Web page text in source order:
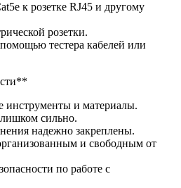
к розетке RJ45 и другому
розетки.
тестера кабелей или
инструменты и материалы.
сильно.
надежно закреплены.
и свободным от
по работе с